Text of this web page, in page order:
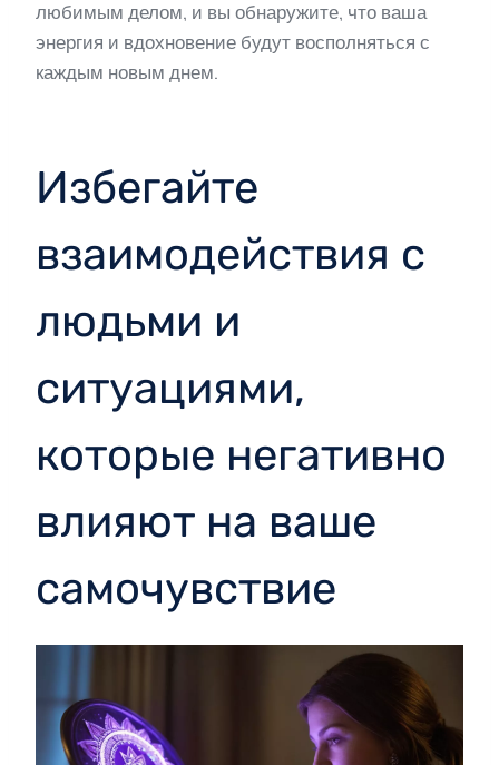
любимым делом, и вы обнаружите, что ваша
энергия и вдохновение будут восполняться с
каждым новым днем.
Избегайте
взаимодействия с
людьми и
ситуациями,
которые негативно
влияют на ваше
самочувствие